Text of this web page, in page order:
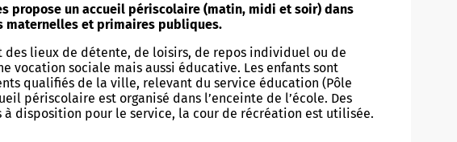
propose un accueil périscolaire (matin, midi et soir) dans
maternelles et primaires publiques.
des lieux de détente, de loisirs, de repos individuel ou de
vocation sociale mais aussi éducative. Les enfants sont
qualifiés de la ville, relevant du service éducation (Pôle
périscolaire est organisé dans l’enceinte de l’école. Des
à disposition pour le service, la cour de récréation est utilisée.